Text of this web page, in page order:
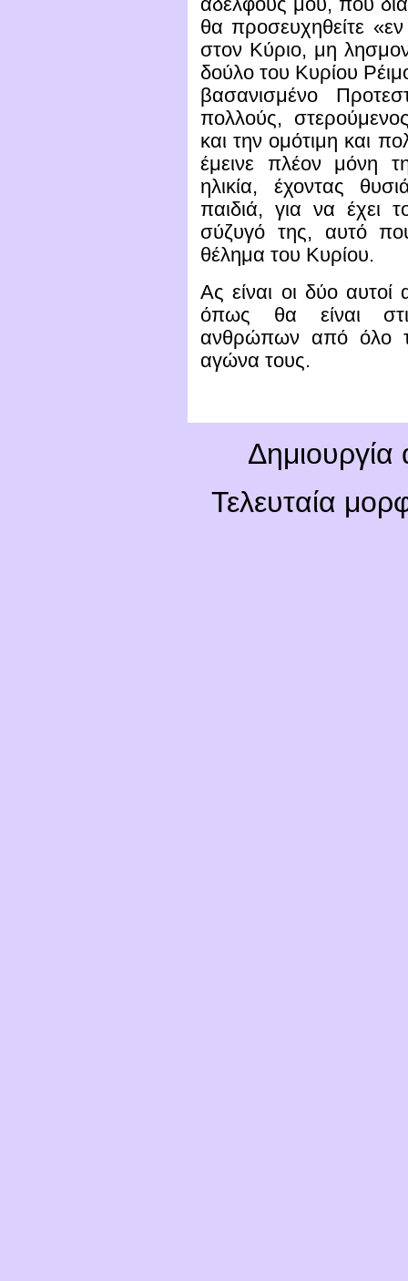
αδελφούς μου, που
θα προσευχηθείτε
στον Κύριο, μη
δούλο του Κυρίου
βασανισμένο
πολλούς,
και την ομότιμη και
έμεινε πλέον μόνη
ηλικία, έχοντας
παιδιά, για να έχει
σύζυγό της, αυτό
θέλημα του Κυρίου.
Ας είναι οι δύο
όπως θα είναι
ανθρώπων από όλο
αγώνα τους.
Τελευταία